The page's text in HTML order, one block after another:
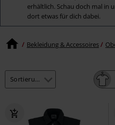
erhältlich. Schau doch mal in
dort etwas für dich dabei.
Bekleidung & Accessoires